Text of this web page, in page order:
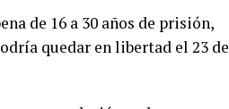
de 16 a 30 años de prisión,
quedar en libertad el 23 de